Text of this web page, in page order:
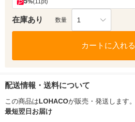
%(11pt)
在庫あり 数量 1
カートに入れる
配送情報・送料について
この商品はLOHACOが販売・発送します。
最短翌日お届け